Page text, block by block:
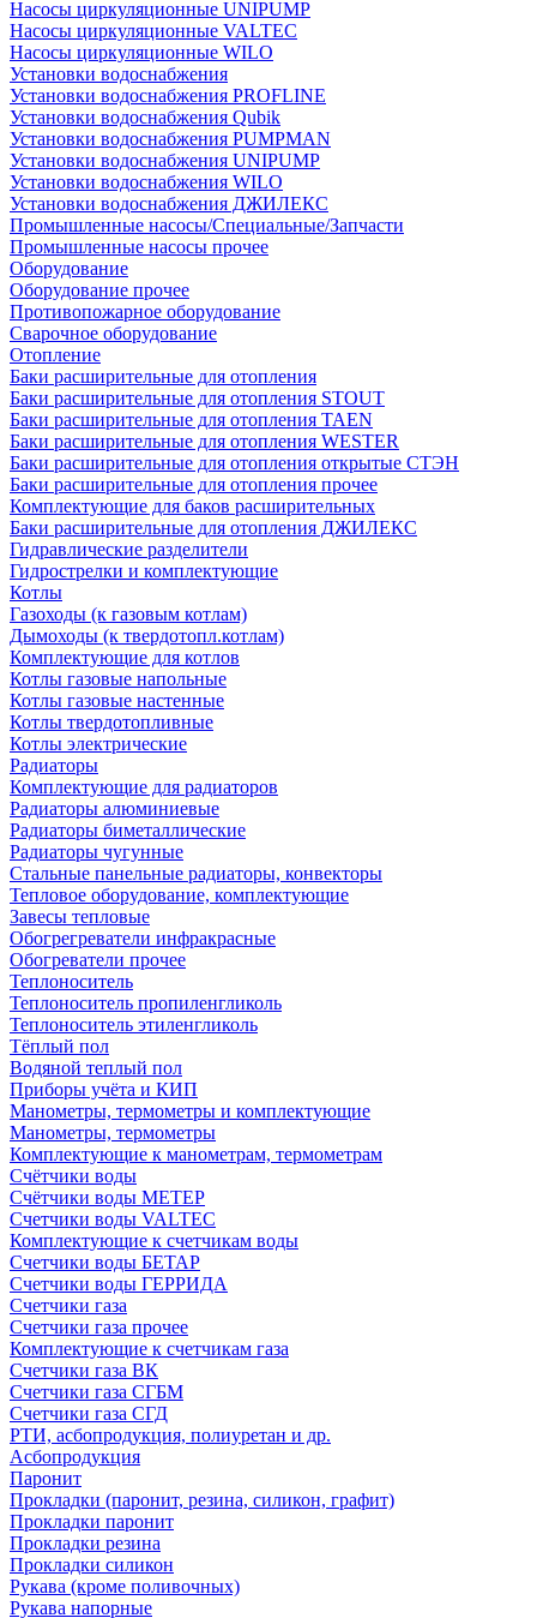
Насосы циркуляционные UNIPUMP
Насосы циркуляционные VALTEC
Насосы циркуляционные WILO
Установки водоснабжения
Установки водоснабжения PROFLINE
Установки водоснабжения Qubik
Установки водоснабжения PUMPMAN
Установки водоснабжения UNIPUMP
Установки водоснабжения WILO
Установки водоснабжения ДЖИЛЕКС
Промышленные насосы/Специальные/Запчасти
Промышленные насосы прочее
Оборудование
Оборудование прочее
Противопожарное оборудование
Сварочное оборудование
Отопление
Баки расширительные для отопления
Баки расширительные для отопления STOUT
Баки расширительные для отопления TAEN
Баки расширительные для отопления WESTER
Баки расширительные для отопления открытые СТЭН
Баки расширительные для отопления прочее
Комплектующие для баков расширительных
Баки расширительные для отопления ДЖИЛЕКС
Гидравлические разделители
Гидрострелки и комплектующие
Котлы
Газоходы (к газовым котлам)
Дымоходы (к твердотопл.котлам)
Комплектующие для котлов
Котлы газовые напольные
Котлы газовые настенные
Котлы твердотопливные
Котлы электрические
Радиаторы
Комплектующие для радиаторов
Радиаторы алюминиевые
Радиаторы биметаллические
Радиаторы чугунные
Стальные панельные радиаторы, конвекторы
Тепловое оборудование, комплектующие
Завесы тепловые
Обогрегреватели инфракрасные
Обогреватели прочее
Теплоноситель
Теплоноситель пропиленгликоль
Теплоноситель этиленгликоль
Тёплый пол
Водяной теплый пол
Приборы учёта и КИП
Манометры, термометры и комплектующие
Манометры, термометры
Комплектующие к манометрам, термометрам
Счётчики воды
Счётчики воды МЕТЕР
Счетчики воды VALTEC
Комплектующие к счетчикам воды
Счетчики воды БЕТАР
Счетчики воды ГЕРРИДА
Счетчики газа
Счетчики газа прочее
Комплектующие к счетчикам газа
Счетчики газа ВК
Счетчики газа СГБМ
Счетчики газа СГД
РТИ, асбопродукция, полиуретан и др.
Асбопродукция
Паронит
Прокладки (паронит, резина, силикон, графит)
Прокладки паронит
Прокладки резина
Прокладки силикон
Рукава (кроме поливочных)
Рукава напорные